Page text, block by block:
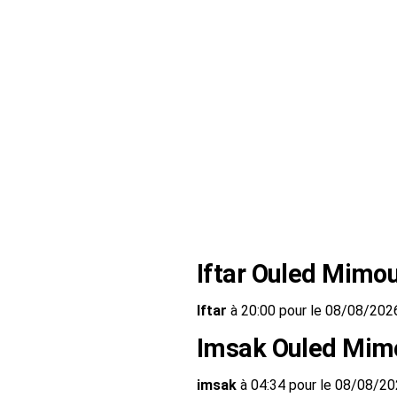
Iftar Ouled
Iftar à 20:00 pour le 08/08/
Imsak Ouled
imsak à 04:34 pour le 08/08/